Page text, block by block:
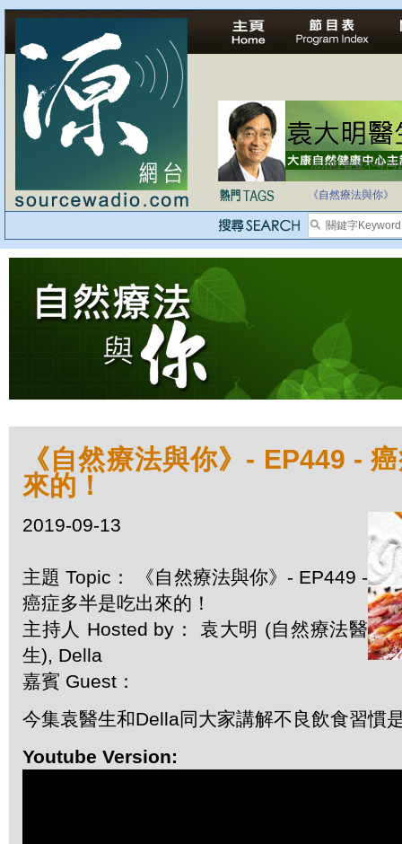
法治社會並不等同
《自然療法與你》
《自然療法與你》- EP449 -
來的！
2019-09-13
主題 Topic： 《自然療法與你》- EP449 -
癌症多半是吃出來的！
主持人 Hosted by： 袁大明 (自然療法醫
生), Della
嘉賓 Guest：
今集袁醫生和Della同大家講解不良飲食習慣
Youtube Version: